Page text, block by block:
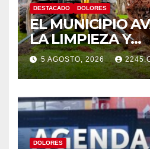
DESTACADO DOLORES
EL MUNICIPIO
LA LIMPIEZA Y
DESAGÜES
5 AGOSTO, 2026
DOLORES